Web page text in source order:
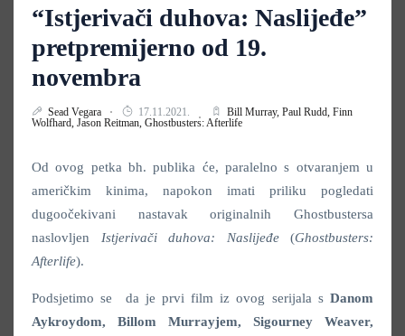
“Istjerivači duhova: Naslijeđe”
pretpremijerno od 19.
novembra
Sead Vegara 17.11.2021. Bill Murray, Paul Rudd, Finn
Wolfhard, Jason Reitman, Ghostbusters: Afterlife
Od ovog petka bh. publika će, paralelno s otvaranjem u
američkim kinima, napokon imati priliku pogledati
dugoočekivani nastavak originalnih Ghostbustersa
naslovljen Istjerivači duhova: Naslijeđe(Ghostbusters:
Afterlife).
Podsjetimo se da je prvi film iz ovog serijala s Danom
Aykroydom, Billom Murrayjem, Sigourney Weaver,